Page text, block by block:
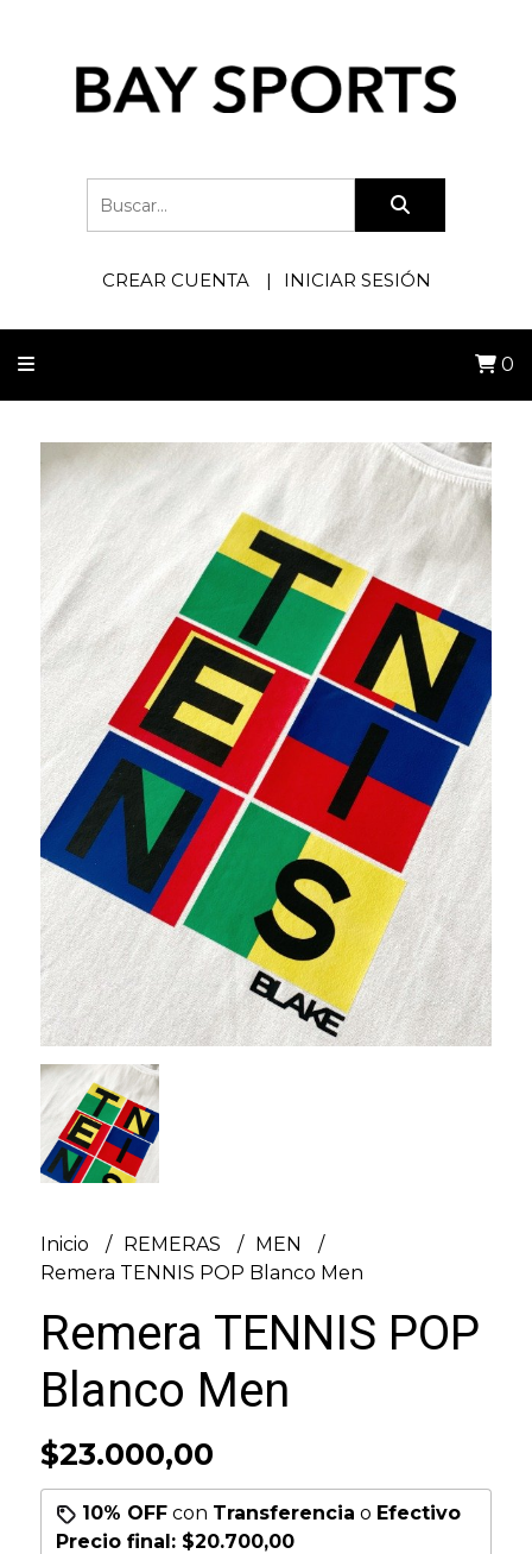
CREAR CUENTA INICIAR SESIÓN
0
Inicio REMERAS
MEN
Remera TENNIS POP Blanco Men
Remera TENNIS POP
Blanco Men
$23.000,00
10% OFFcon Transferencia o Efectivo
Precio final: $20.700,00